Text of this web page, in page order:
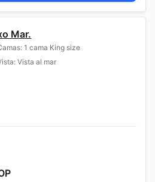
Mar.
1 cama King size
Vista al mar